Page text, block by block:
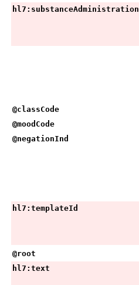
hl7:substanceAdministration
@classCode
@moodCode
@negationInd
hl7:templateId
@root
hl7:text